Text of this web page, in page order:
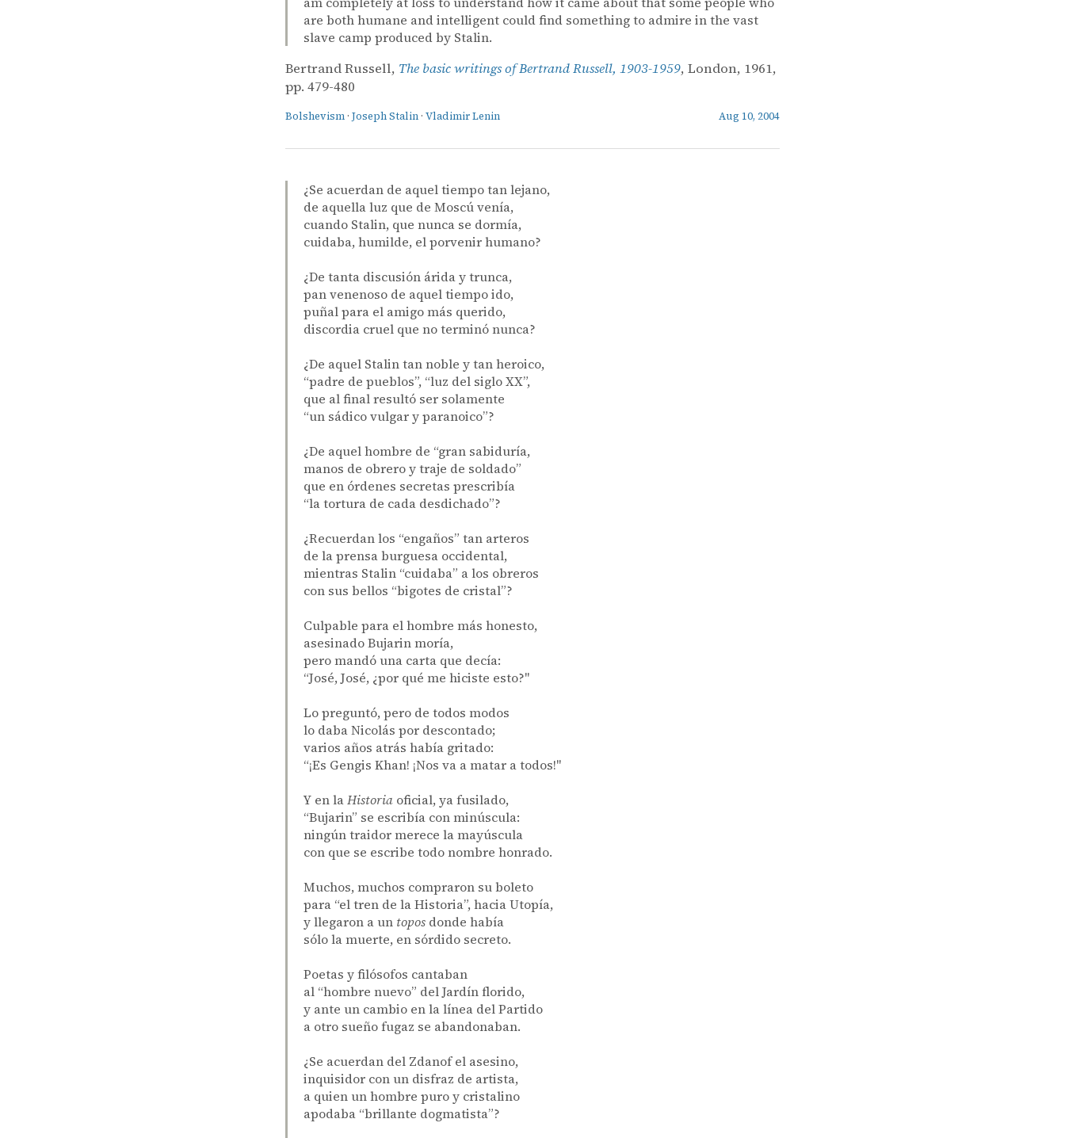
are both humane and intelligent could find something to admire in the vast
slave camp produced by Stalin.
Bertrand Russell, The basic writings of Bertrand Russell, 1903-1959, London, 1961,
pp. 479-480
Bolshevism · Joseph Stalin · Vladimir Lenin Aug 10, 2004
¿Se acuerdan de aquel tiempo tan lejano,
de aquella luz que de Moscú venía,
cuando Stalin, que nunca se dormía,
cuidaba, humilde, el porvenir humano?
¿De tanta discusión árida y trunca,
pan venenoso de aquel tiempo ido,
puñal para el amigo más querido,
discordia cruel que no terminó nunca?
¿De aquel Stalin tan noble y tan heroico,
“padre de pueblos”, “luz del siglo XX”,
que al final resultó ser solamente
“un sádico vulgar y paranoico”?
¿De aquel hombre de “gran sabiduría,
manos de obrero y traje de soldado”
que en órdenes secretas prescribía
“la tortura de cada desdichado”?
¿Recuerdan los “engaños” tan arteros
de la prensa burguesa occidental,
mientras Stalin “cuidaba” a los obreros
con sus bellos “bigotes de cristal”?
Culpable para el hombre más honesto,
asesinado Bujarin moría,
pero mandó una carta que decía:
“José, José, ¿por qué me hiciste esto?"
Lo preguntó, pero de todos modos
lo daba Nicolás por descontado;
varios años atrás había gritado:
“¡Es Gengis Khan! ¡Nos va a matar a todos!"
Y en laHistoria oficial, ya fusilado,
“Bujarin” se escribía con minúscula:
ningún traidor merece la mayúscula
con que se escribe todo nombre honrado.
Muchos, muchos compraron su boleto
para “el tren de la Historia”, hacia Utopía,
y llegaron a un topos donde había
sólo la muerte, en sórdido secreto.
Poetas y filósofos cantaban
al “hombre nuevo” del Jardín florido,
y ante un cambio en la línea del Partido
a otro sueño fugaz se abandonaban.
¿Se acuerdan del Zdanof el asesino,
inquisidor con un disfraz de artista,
a quien un hombre puro y cristalino
apodaba “brillante dogmatista”?